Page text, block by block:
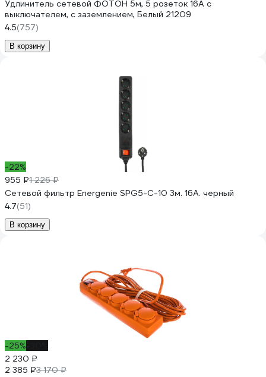
Удлинитель сетевой ФОТОН 5м, 5 розеток 16А с
выключателем, с заземлением, Белый 21209
4.5(757)
В корзину
-22%
955 ₽1 226 ₽
Сетевой фильтр Energenie SPG5-C-10 3м. 16А. черный
4.7(51)
В корзину
-25%
2 230 ₽
2 385 ₽3 170 ₽